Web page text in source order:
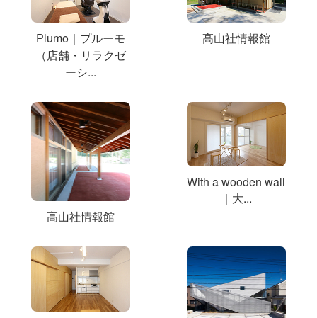
Plumo｜プルーモ
（店舗・リラクゼ
ーシ...
高山社情報館
高山社情報館
With a wooden wall
｜大...